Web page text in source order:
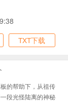
TXT下载
的帮助下，从祖传
段光怪陆离的神秘